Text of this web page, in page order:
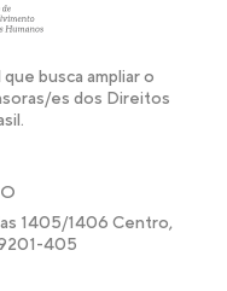
busca ampliar o
es dos Direitos
1405/1406 Centro,
405